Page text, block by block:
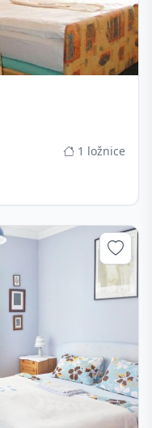
1 ložnice